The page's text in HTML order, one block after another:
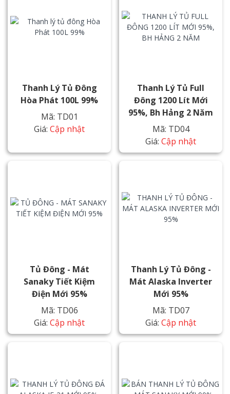
Thanh Lý Tủ Đông
Hòa Phát 100L 99%
Mã: TD01
Giá: Cập nhật
Thanh Lý Tủ Full
Đông 1200 Lít Mới
95%, Bh Hảng 2 Năm
Mã: TD04
Giá: Cập nhật
Tủ Đông - Mát
Sanaky Tiết Kiệm
Điện Mới 95%
Mã: TD06
Giá: Cập nhật
Thanh Lý Tủ Đông -
Mát Alaska Inverter
Mới 95%
Mã: TD07
Giá: Cập nhật